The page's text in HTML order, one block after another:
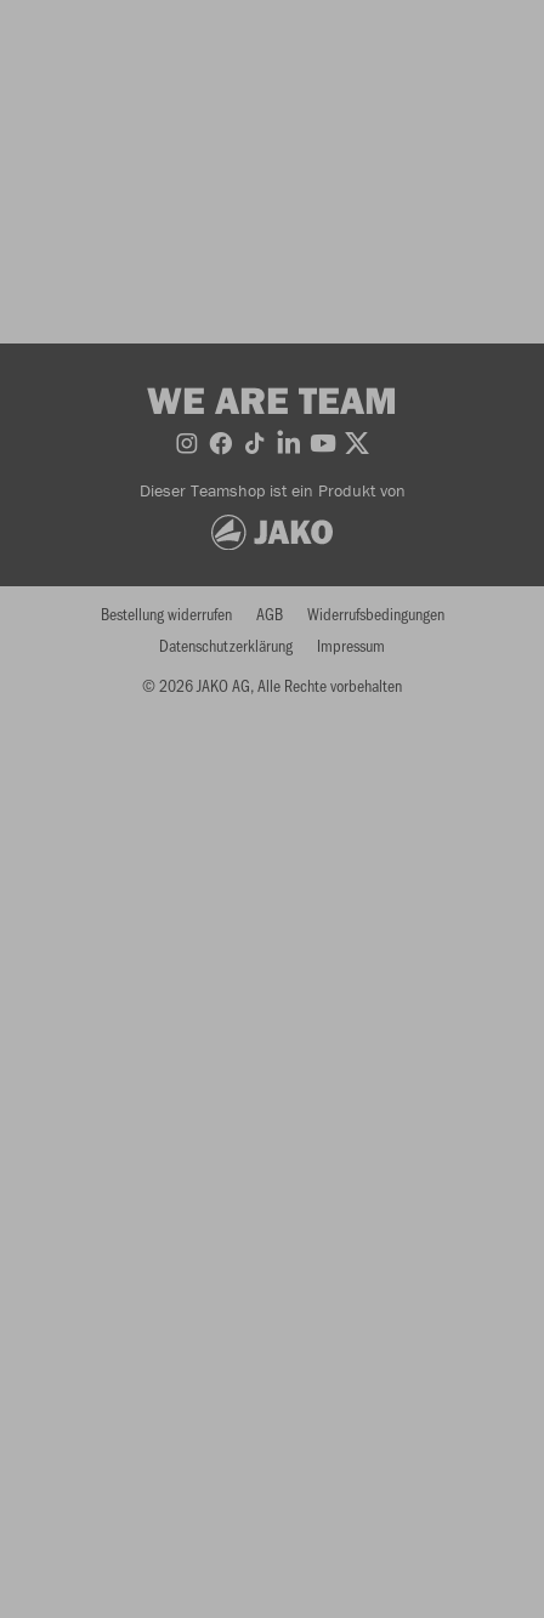
WE ARE TEAM
Dieser Teamshop ist ein Produkt von
© 2026 JAKO AG, Alle Rechte vorbehalten
Bestellung widerrufen AGB
Widerrufsbedingungen
Datenschutzerklärung
Impressum